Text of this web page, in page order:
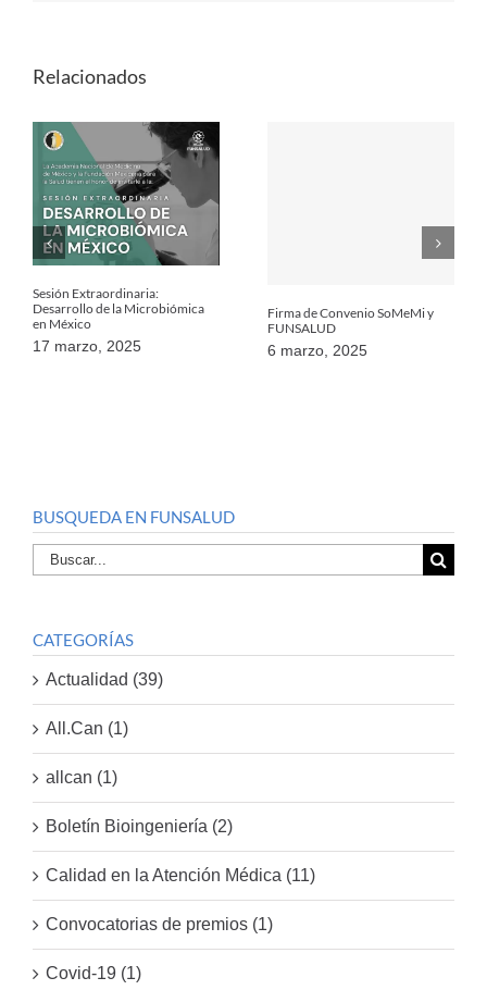
Relacionados
Sesión Extraordinaria:
Desarrollo de la Microbiómica
en México
17 marzo, 2025
Firma de Convenio SoMeMi y
FUNSALUD
6 marzo, 2025
BUSQUEDA EN FUNSALUD
Buscar
por:
CATEGORÍAS
Actualidad (39)
All.Can (1)
allcan (1)
Boletín Bioingeniería (2)
Calidad en la Atención Médica (11)
Convocatorias de premios (1)
Covid-19 (1)